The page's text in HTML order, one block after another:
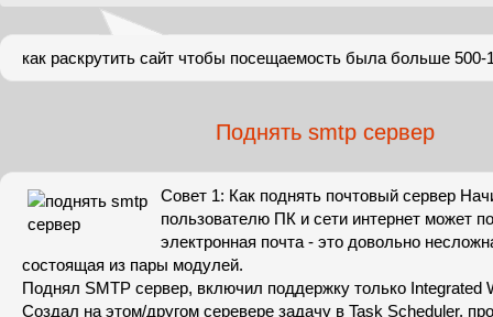
как раскрутить сайт чтобы посещаемость была больше 500-
Поднять smtp сервер
Совет 1: Как поднять почтовый сервер
пользователю ПК и сети интернет может
электронная почта - это довольно
состоящая из пары модулей.
Поднял SMTP сервер, включил поддержку только Integrated
Создал на этом/другом серевере задачу в Task Scheduler,